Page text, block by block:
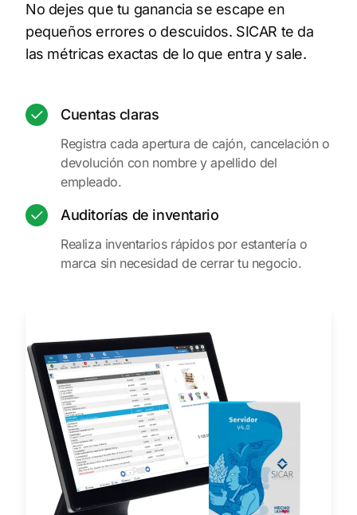
No dejes que tu ganancia se escape en
pequeños errores o descuidos. SICAR te da
las métricas exactas de lo que entra y sale.
Cuentas claras
Registra cada apertura de cajón, cancelación o
devolución con nombre y apellido del
empleado.
Auditorías de inventario
Realiza inventarios rápidos por estantería o
marca sin necesidad de cerrar tu negocio.